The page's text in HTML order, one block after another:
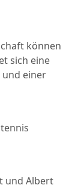
können
sich eine
einer
und Albert